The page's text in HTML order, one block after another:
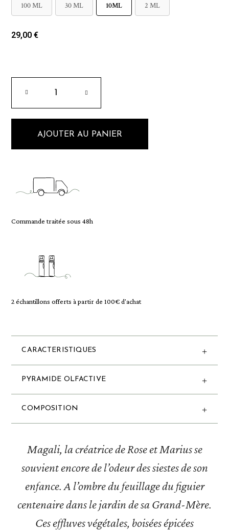
100 ML 30 ML 10ML 2 ML
29,00 €
AJOUTER AU PANIER
Commande traitée sous 48h
2 échantillons offerts à partir de 100€ d'achat
CARACTERISTIQUES
PYRAMIDE OLFACTIVE
COMPOSITION
Magali, la créatrice de Rose et Marius se
souvient encore de l’odeur des siestes de son
enfance. A l’ombre du feuillage du figuier
centenaire dans le jardin de sa Grand-Mère.
Ces effluves végétales, boisées épicées